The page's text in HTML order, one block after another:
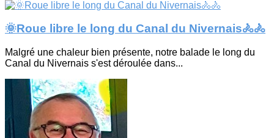
🌞Roue libre le long du Canal du Nivernais🚴🚴
Malgré une chaleur bien présente, notre balade le long du
Canal du Nivernais s'est déroulée dans...